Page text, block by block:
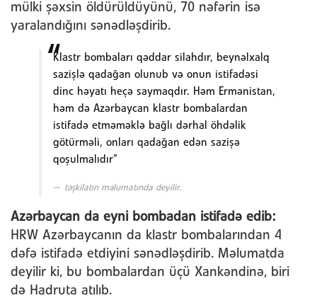
mülki şəxsin öldürüldüyünü, 70 nəfərin isə
yaralandığını sənədləşdirib.
Klastr bombaları qəddar silahdır, beynəlxalq
sazişlə qadağan olunub və onun istifadəsi
dinc həyatı heçə saymaqdır. Həm Ermənistan,
həm də Azərbaycan klastr bombalardan
istifadə etməməklə bağlı dərhal öhdəlik
götürməli, onları qadağan edən sazişə
qoşulmalıdır”
təşkilatın məlumatında deyilir.
Azərbaycan da eyni bombadan istifadə edib:
HRW Azərbaycanın da klastr bombalarından 4
dəfə istifadə etdiyini sənədləşdirib. Məlumatda
deyilir ki, bu bombalardan üçü Xankəndinə, biri
də Hadruta atılıb.